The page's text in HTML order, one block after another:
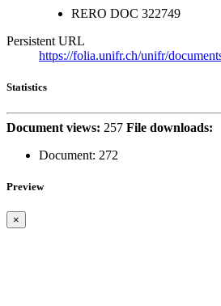
RERO DOC 322749
Persistent URL
https://folia.unifr.ch/unifr/
Statistics
Document views: 257 File downloads:
Document: 272
Preview
×